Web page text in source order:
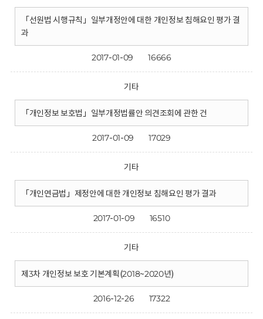
「선원법 시행규칙」일부개정안에 대한 개인정보 침해요인 평가 결
과
2017-01-09 16666
기타
「개인정보 보호법」일부개정법률안 의견조회에 관한 건
2017-01-09 17029
기타
「개인연금법」제정안에 대한 개인정보 침해요인 평가 결과
2017-01-09 16510
기타
제3차 개인정보 보호 기본계획(2018~2020년)
2016-12-26 17322